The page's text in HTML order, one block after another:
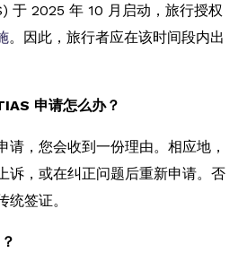
于 2025 年 10 月启动，旅行授权
。因此，旅行者应在该时间段内出
申请怎么办？
请，您会收到一份理由。相应地，
诉，或在纠正问题后重新申请。否
统签证。